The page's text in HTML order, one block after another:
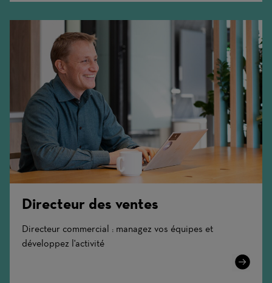
Directeur des ventes
Directeur commercial : managez vos équipes et
développez l'activité
Learn